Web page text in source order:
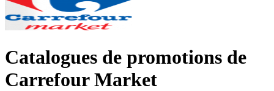
Catalogues de promotions de
Carrefour Market